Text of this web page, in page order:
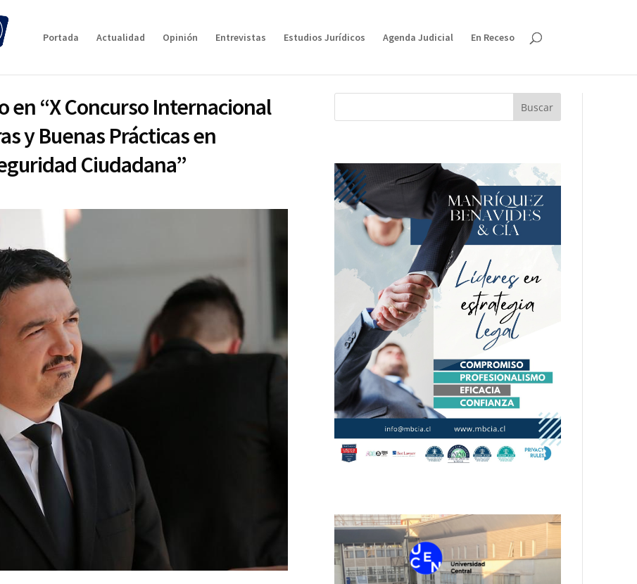
Portada Actualidad Opinión Entrevistas Estudios Jurídicos Agenda Judicial En Receso
en “X Concurso Internacional
y Buenas Prácticas en
Ciudadana”